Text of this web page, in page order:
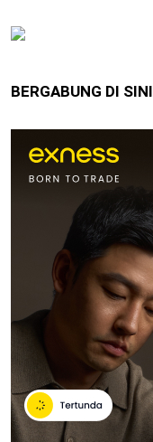
BERGABUNG DI SINI